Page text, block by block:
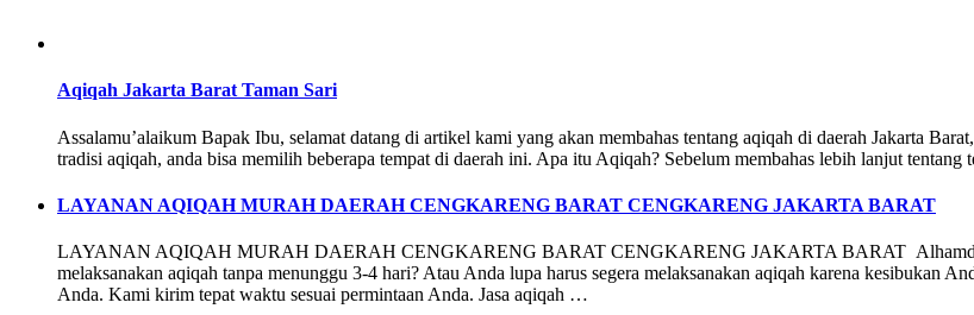
Aqiqah Jakarta Barat Taman Sari
Assalamu’alaikum Bapak Ibu, selamat datang di artikel kami yang akan membahas tentang aqiqah di daerah Jakarta
tradisi aqiqah, anda bisa memilih beberapa tempat di daerah ini. Apa itu Aqiqah? Sebelum membahas lebih lanjut
LAYANAN AQIQAH MURAH DAERAH CENGKARENG BARAT CENGKARENG JAKARTA BARAT
LAYANAN AQIQAH MURAH DAERAH CENGKARENG BARAT CENGKARENG JAKARTA BARAT
melaksanakan aqiqah tanpa menunggu 3-4 hari? Atau Anda lupa harus segera melaksanakan aqiqah karena kesibukan
Anda. Kami kirim tepat waktu sesuai permintaan Anda. Jasa aqiqah …